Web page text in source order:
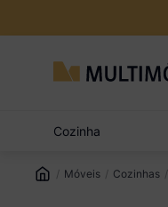
Cozinha
Móveis Cozinhas